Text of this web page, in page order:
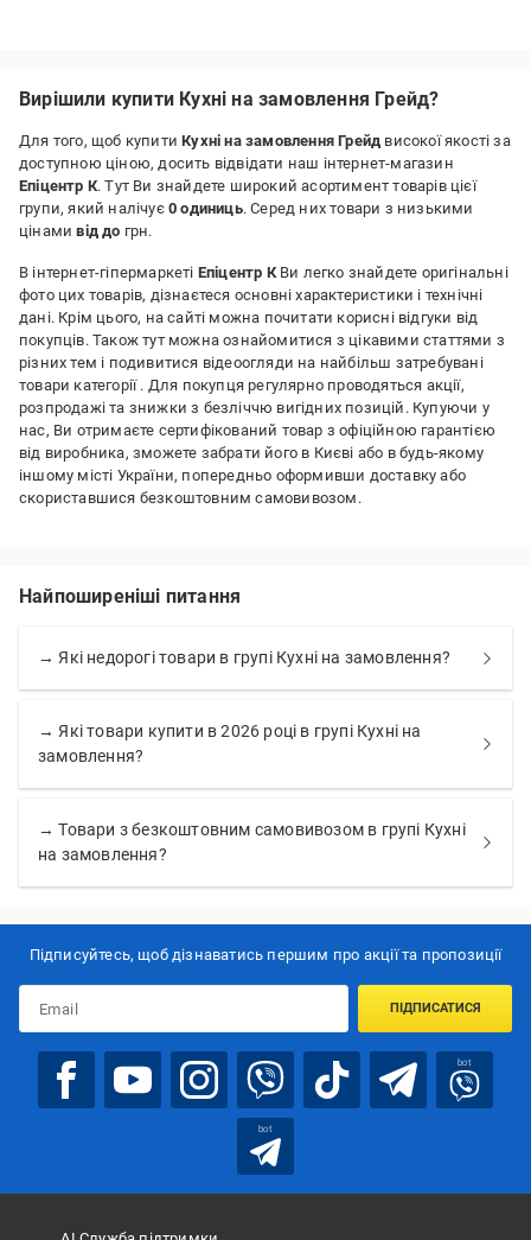
нерозмічені кришки метабоксів прийшлось двічі
пересвердлювати щоб виставити .
Вирішили купити Кухні на замовлення Грейд?
Для того, щоб купитиКухні на замовлення Грейд високої якості за
доступною ціною, досить відвідати наш інтернет-магазин
Епіцентр К. Тут Ви знайдете широкий асортимент товарів цієї
групи, який налічує 0 одиниць. Серед них товари з низькими
цінамивід до грн.
В інтернет-гіпермаркеті Епіцентр КВи легко знайдете оригінальні
фото цих товарів, дізнаєтеся основні характеристики і технічні
дані. Крім цього, на сайті можна почитати корисні відгуки від
покупців. Також тут можна ознайомитися з цікавими статтями з
різних тем і подивитися відеоогляди на найбільш затребувані
товари категорії . Для покупця регулярно проводяться акції,
розпродажі та знижки з безліччю вигідних позицій. Купуючи у
нас, Ви отримаєте сертифікований товар з офіційною гарантією
від виробника, зможете забрати його в Києві або в будь-якому
іншому місті України, попередньо оформивши доставку або
скориставшися безкоштовним самовивозом.
Найпоширеніші питання
→ Які недорогі товари в групі Кухні на замовлення?
→ Які товари купити в 2026 році в групі Кухні на
замовлення?
→ Товари з безкоштовним самовивозом в групі Кухні
на замовлення?
Підписуйтесь, щоб дізнаватись першим про акції та пропозиції
ПІДПИСАТИСЯ
bot
bot